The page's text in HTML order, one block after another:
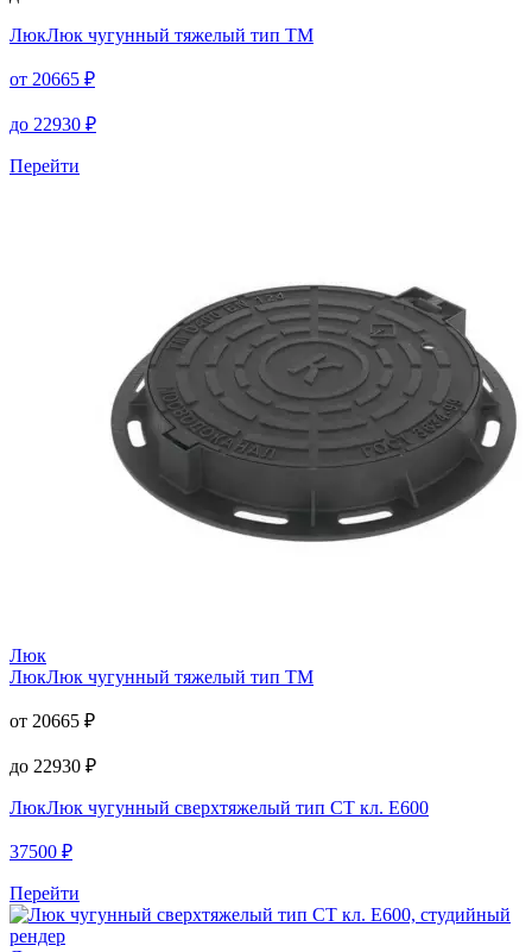
ЛюкЛюк чугунный тяжелый тип ТМ
от 20665 ₽
до 22930 ₽
Перейти
Люк
ЛюкЛюк чугунный тяжелый тип ТМ
от 20665 ₽
до 22930 ₽
ЛюкЛюк чугунный сверхтяжелый тип СТ кл. Е600
37500 ₽
Перейти